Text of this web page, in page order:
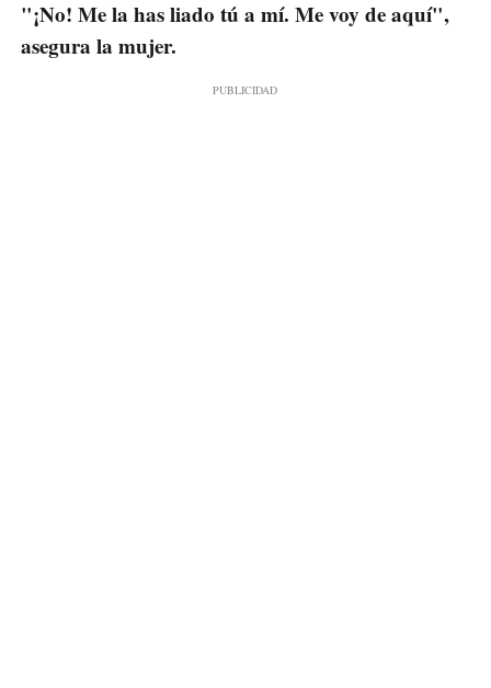
"¡No! Me la has liado tú a mí. Me voy de aquí",
asegura la mujer.